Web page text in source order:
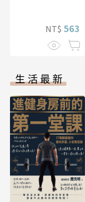
NT$ 563
生活最新